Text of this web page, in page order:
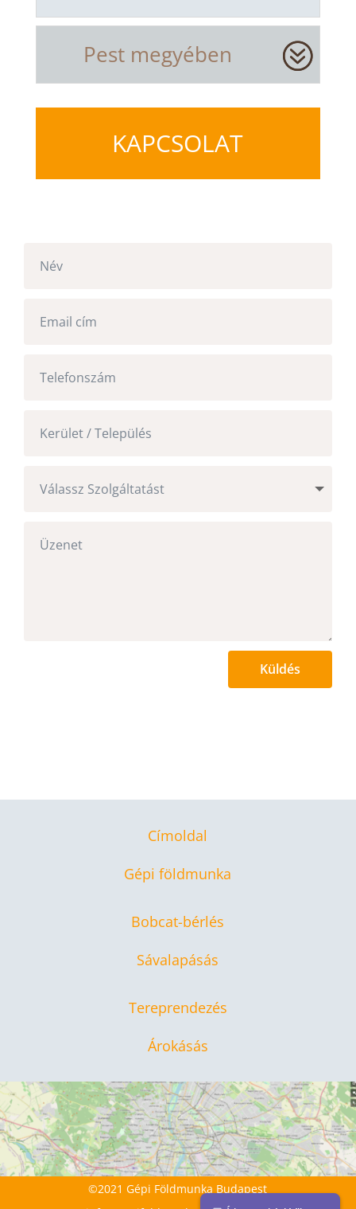
Pest megyében
KAPCSOLAT
Küldés
Címoldal
Gépi földmunka
Bobcat-bérlés
Sávalapásás
Tereprendezés
Árokásás
©2021 Gépi Földmunka Budapest